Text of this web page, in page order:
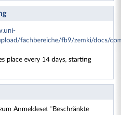
fachbereiche/fb9/zemki/docs/
place every 14 days, starting
Anmeldeset "Beschränkte